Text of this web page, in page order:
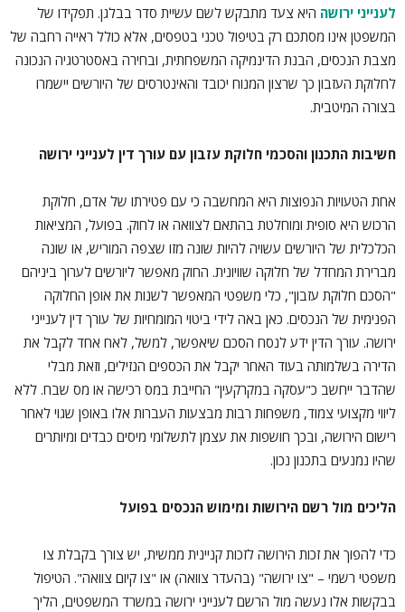
לענייני ירושה היא צעד מתבקש לשם עשיית סדר בבלגן. תפקידו של
המשפטן אינו מסתכם רק בטיפול טכני בטפסים, אלא כולל ראייה רחבה של
מצבת הנכסים, הבנת הדינמיקה המשפחתית, ובחירה באסטרטגיה הנכונה
לחלוקת העזבון כך שרצון המנוח יכובד והאינטרסים של היורשים יישמרו
בצורה המיטבית.
חשיבות התכנון והסכמי חלוקת עזבון עם עורך דין לענייני ירושה
אחת הטעויות הנפוצות היא המחשבה כי עם פטירתו של אדם, חלוקת
הרכוש היא סופית ומוחלטת בהתאם לצוואה או לחוק. בפועל, המציאות
הכלכלית של היורשים עשויה להיות שונה מזו שצפה המוריש, או שונה
מברירת המחדל של חלוקה שוויונית. החוק מאפשר ליורשים לערוך ביניהם
"הסכם חלוקת עזבון", כלי משפטי המאפשר לשנות את אופן החלוקה
הפנימית של הנכסים. כאן באה לידי ביטוי המומחיות של עורך דין לענייני
ירושה. עורך הדין ידע לנסח הסכם שיאפשר, למשל, לאח אחד לקבל את
הדירה בשלמותה בעוד האחר יקבל את הכספים הנזילים, וזאת מבלי
שהדבר ייחשב כ"עסקה במקרקעין" החייבת במס רכישה או מס שבח. ללא
ליווי מקצועי צמוד, משפחות רבות מבצעות העברות אלו באופן שגוי לאחר
רישום הירושה, ובכך חושפות את עצמן לתשלומי מיסים כבדים ומיותרים
שהיו נמנעים בתכנון נכון.
הליכים מול רשם הירושות ומימוש הנכסים בפועל
כדי להפוך את זכות הירושה לזכות קניינית ממשית, יש צורך בקבלת צו
משפטי רשמי – "צו ירושה" (בהעדר צוואה) או "צו קיום צוואה". הטיפול
בבקשות אלו נעשה מול הרשם לענייני ירושה במשרד המשפטים, הליך